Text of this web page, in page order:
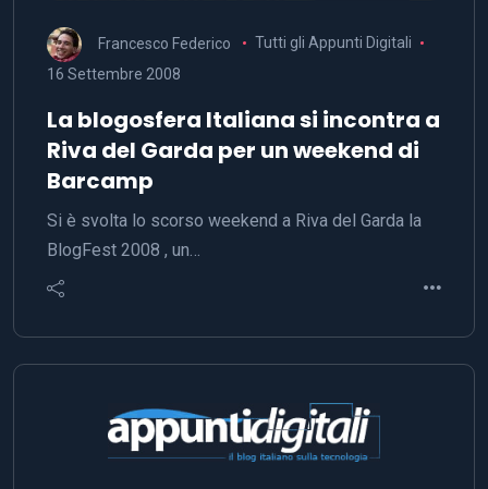
Francesco Federico
Tutti gli Appunti Digitali
16 Settembre 2008
La blogosfera Italiana si incontra a
Riva del Garda per un weekend di
Barcamp
Si è svolta lo scorso weekend a Riva del Garda la
BlogFest 2008 , un…